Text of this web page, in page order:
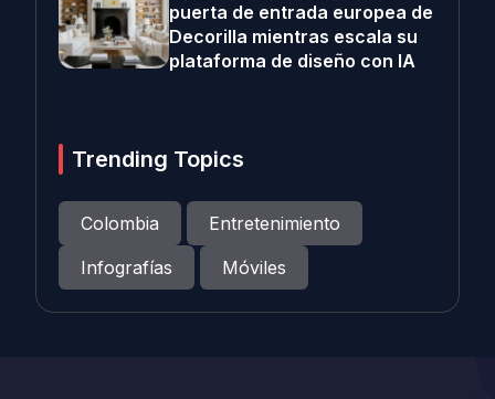
puerta de entrada europea de
Decorilla mientras escala su
plataforma de diseño con IA
Trending Topics
Colombia
Entretenimiento
Infografías
Móviles